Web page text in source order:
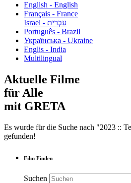
English - English
Français - France
עִבְרִית - Israel
Português - Brazil
Українська - Ukraine
Englis - India
Multilingual
Aktuelle Filme
für Alle
mit GRETA
Es wurde für die Suche nach "2023 ::
gefunden!
Film Finden
Suchen